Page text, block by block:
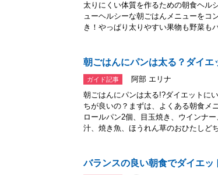
太りにくい体質を作るための朝食ヘル
ューヘルシーな朝ごはんメニューをコ
き！やっぱり太りやすい果物も野菜も
朝ごはんにパンは太る？ダイエ
ガイド記事
阿部 エリナ
朝ごはんにパンは太る!?ダイエットに
ちが良いの？まずは、よくある朝食メ
ロールパン2個、目玉焼き、ウインナ
汁、焼き魚、ほうれん草のおひたしど
バランスの良い朝食でダイエ